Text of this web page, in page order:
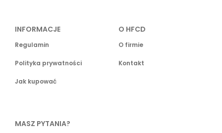
INFORMACJE
Regulamin
Polityka prywatności
Jak kupować
O HFCD
O firmie
Kontakt
MASZ PYTANIA?